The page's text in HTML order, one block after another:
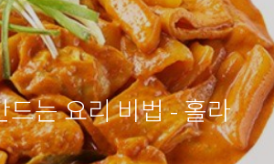
드는 요리 비법 - 홀라